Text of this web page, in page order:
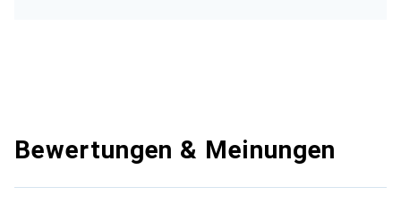
Bewertungen & Meinungen